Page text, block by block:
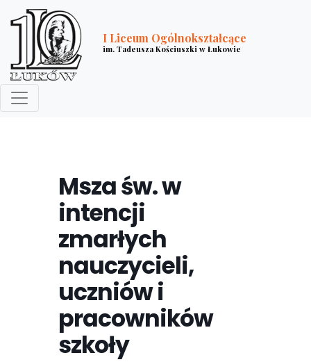
I Liceum Ogólnokształcące
im. Tadeusza Kościuszki w Łukowie
Msza św. w
intencji
zmarłych
nauczycieli,
uczniów i
pracowników
szkoły